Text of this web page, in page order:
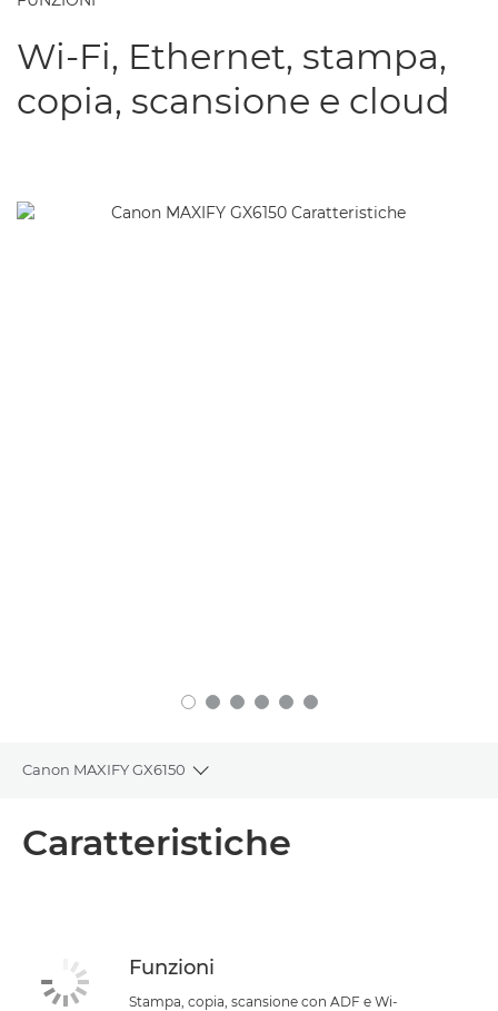
Wi-Fi, Ethernet, stampa,
copia, scansione e cloud
Canon MAXIFY GX6150
Toggle breadcrumbs
ACQUISTA L'INCHIOSTRO
Caratteristiche
Funzioni
Stampa, copia, scansione con ADF e Wi-